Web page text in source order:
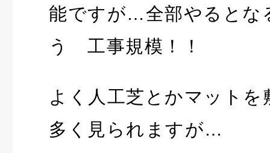
能ですが…全部やると
う 工事規模！！
よく人工芝とかマットを
多く見られますが…